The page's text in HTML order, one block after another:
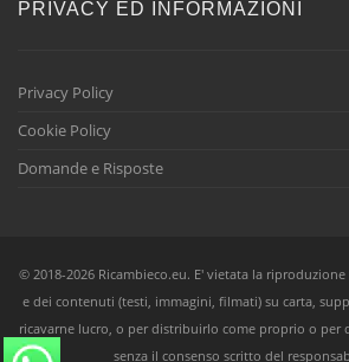
PRIVACY ED INFORMAZIONI
Privacy Policy
Cookie Policy
Domande e Risposte
© 2018-2026 Ricambieco.eu. E' vietata la
e dei contenuti (testi, immagini, filmati) su carta,
ricavarne lucro, o per distribuirlo come proprio o per
senza il consenso scritto del